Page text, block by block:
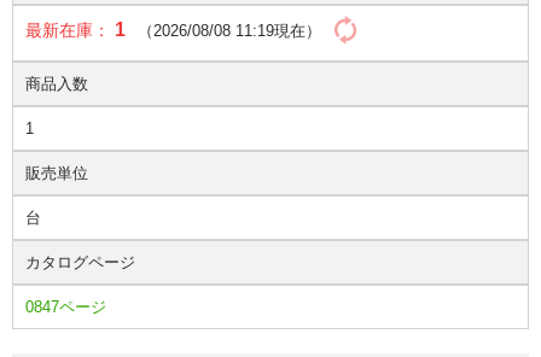
最新在庫： 1 （2026/08/08 11:19現在）
商品入数
1
販売単位
台
カタログページ
0847ページ